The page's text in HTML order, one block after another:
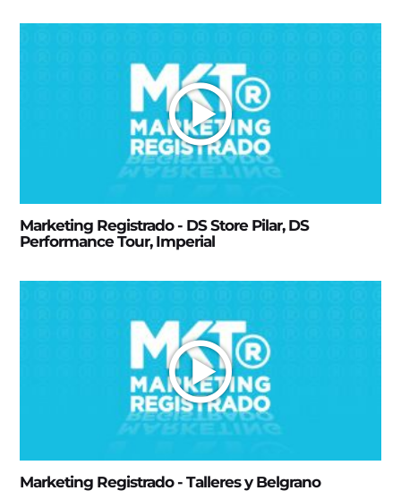
Marketing Registrado - DS Store Pilar, DS
Performance Tour, Imperial
Marketing Registrado - Talleres y Belgrano